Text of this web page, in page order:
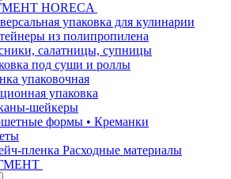
HORECA
упаковка для кулинарии
из полипропилена
салатницы, супницы
под суши и роллы
упаковочная
упаковка
шейкеры
формы • Креманки
пленка Расходные материалы